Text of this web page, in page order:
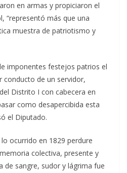
en armas y propiciaron el
“representó más que una
muestra de patriotismo y
imponentes festejos patrios el
conducto de un servidor,
Distrito I con cabecera en
como desapercibida esta
el Diputado.
ocurrido en 1829 perdure
colectiva, presente y
de sangre, sudor y lágrima fue